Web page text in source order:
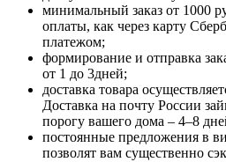
минимальный заказ от 1000
оплаты, как через карту
платежом;
формирование и отправка
от 1 до 3дней;
доставка товара
Доставка на почту России
порогу вашего дома – 4–8
постоянные предложения в
позволят вам существенно